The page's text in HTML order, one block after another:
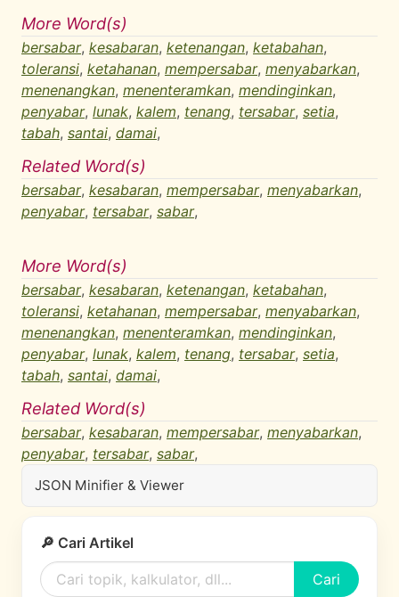
More Word(s)
bersabar, kesabaran, ketenangan, ketabahan,
toleransi, ketahanan, mempersabar, menyabarkan,
menenangkan, menenteramkan, mendinginkan,
penyabar, lunak, kalem, tenang, tersabar, setia,
tabah, santai, damai,
Related Word(s)
bersabar, kesabaran, mempersabar, menyabarkan,
penyabar, tersabar, sabar,
More Word(s)
bersabar, kesabaran, ketenangan, ketabahan,
toleransi, ketahanan, mempersabar, menyabarkan,
menenangkan, menenteramkan, mendinginkan,
penyabar, lunak, kalem, tenang, tersabar, setia,
tabah, santai, damai,
Related Word(s)
bersabar, kesabaran, mempersabar, menyabarkan,
penyabar, tersabar, sabar,
JSON Minifier & Viewer
🔎 Cari Artikel
Cari